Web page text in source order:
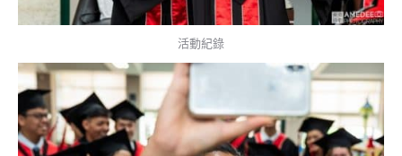
活動紀錄